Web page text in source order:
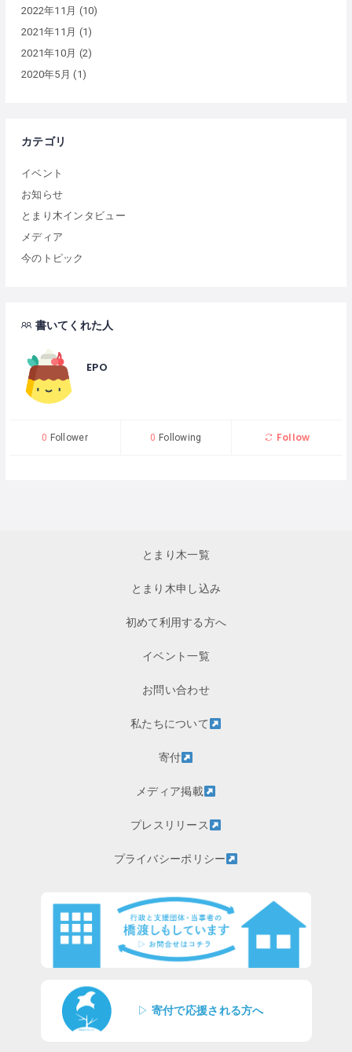
2022年11月 (10)
2021年11月 (1)
2021年10月 (2)
2020年5月 (1)
カテゴリ
イベント
お知らせ
とまり木インタビュー
メディア
今のトピック
書いてくれた人
EPO
0 Follower 0 Following Follow
とまり木一覧
とまり木申し込み
初めて利用する方へ
イベント一覧
お問い合わせ
私たちについて
寄付
メディア掲載
プレスリリース
プライバシーポリシー
▷ 寄付で応援される方へ